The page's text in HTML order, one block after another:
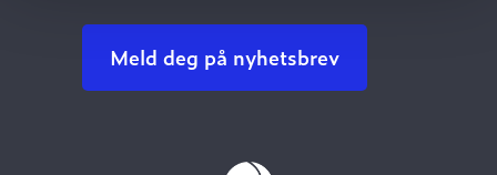
Meld deg på nyhetsbrev